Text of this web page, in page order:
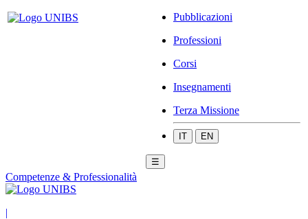
Pubblicazioni
Professioni
Corsi
Insegnamenti
Terza Missione
IT EN
☰
Competenze & Professionalità
|